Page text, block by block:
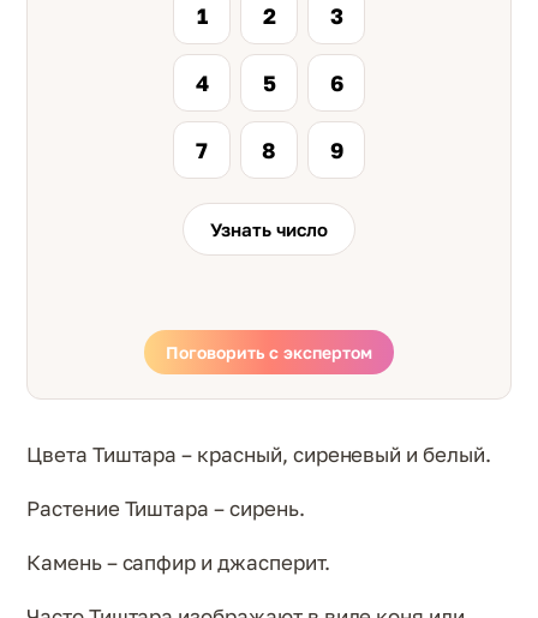
1 2 3
4 5 6
7 8 9
Узнать число
Поговорить с экспертом
Цвета Тиштара – красный, сиреневый и белый.
Растение Тиштара – сирень.
Камень – сапфир и джасперит.